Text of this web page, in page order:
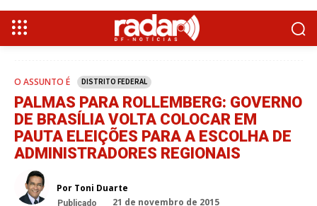
O ASSUNTO É DISTRITO FEDERAL
PALMAS PARA ROLLEMBERG: GOVERNO
DE BRASÍLIA VOLTA COLOCAR EM
PAUTA ELEIÇÕES PARA A ESCOLHA DE
ADMINISTRADORES REGIONAIS
Por Toni Duarte
Publicado
21 de novembro de 2015